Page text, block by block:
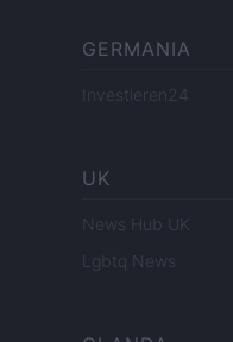
GERMANIA
Investieren24
UK
News Hub UK
Lgbtq News